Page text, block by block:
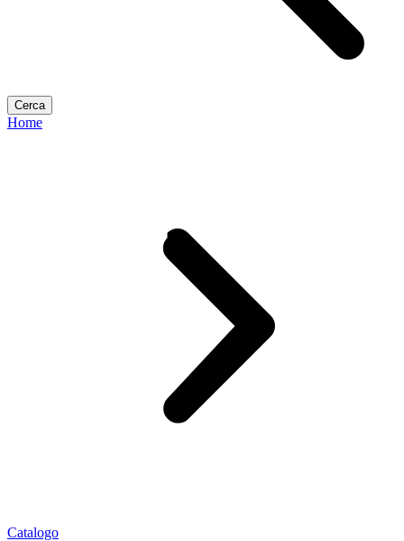
Cerca
Home
Catalogo